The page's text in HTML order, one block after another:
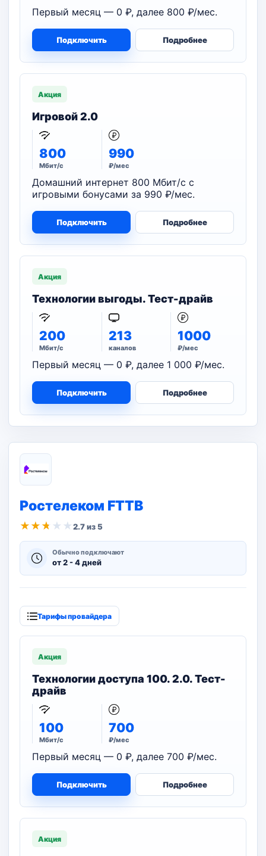
Первый месяц — 0 ₽, далее 800 ₽/мес.
Подключить Подробнее
Акция
Игровой 2.0
800
Мбит/с
990
₽/мес
Домашний интернет 800 Мбит/с с
игровыми бонусами за 990 ₽/мес.
Подключить Подробнее
Акция
Технологии выгоды. Тест-драйв
200
Мбит/с
213
каналов
1000
₽/мес
Первый месяц — 0 ₽, далее 1 000 ₽/мес.
Подключить Подробнее
Ростелеком FTTB
★ ★ ★ ★ ★2.7 из 5
Обычно подключают
от 2 - 4 дней
Тарифы провайдера
Акция
Технологии доступа 100. 2.0. Тест-
драйв
100
Мбит/с
700
₽/мес
Первый месяц — 0 ₽, далее 700 ₽/мес.
Подключить Подробнее
Акция